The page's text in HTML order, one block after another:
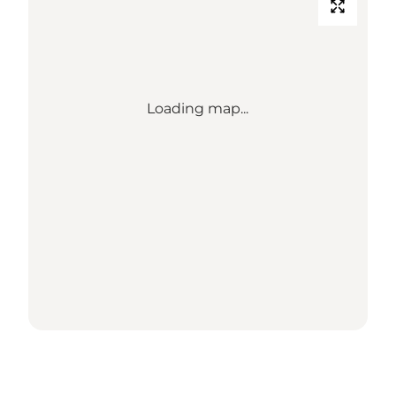
Loading map...